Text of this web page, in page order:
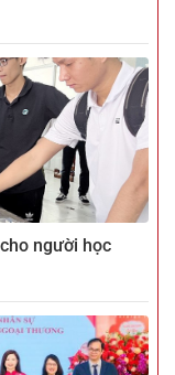
người học